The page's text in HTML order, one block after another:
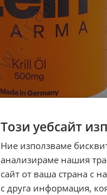
Този уебсайт
Ние използваме
анализираме нашия
сайт от ваша страна с
с друга информация,